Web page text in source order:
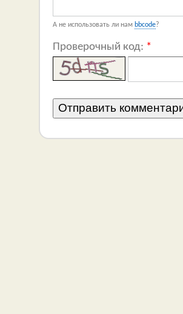
А не использовать ли нам bbcode?
Проверочный код: *